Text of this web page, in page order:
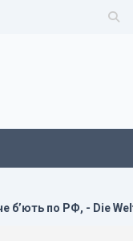
Росія